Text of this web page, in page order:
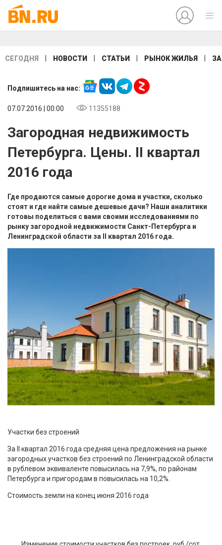
СЕГОДНЯ НОВОСТИ СТАТЬИ РЫНОК ЖИЛЬЯ
Подпишитесь на нас:
07.07.2016 | 00:00 11355188
Загородная недвижимость
Петербурга. Цены. II квартал
2016 года
Где продаются самые дорогие дома и участки, сколько
стоят и где найти самые дешевые дачи? Наши аналитики
готовы поделиться с вами своими исследованиями по
рынку загородной недвижимости Санкт-Петербурга и
Ленинградской области за II квартал 2016 года.
Участки без строений
За II квартал 2016 года средняя цена предложения на рынке
загородных участков без строений по Ленинградской области
в рублевом эквиваленте повысилась на 7,9%, по районам
Петербурга и пригородам в повысилась на 10,2%.
Стоимость земли на конец июня 2016 года